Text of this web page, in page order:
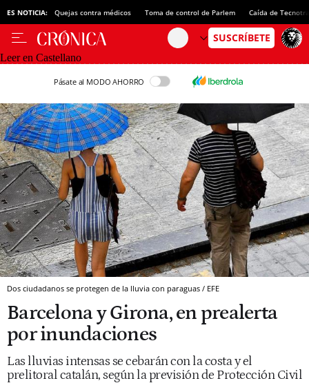
ES NOTICIA: Quejas contra médicos Toma de control de Parlem Caída de
Leer en Castellano
Pásate al MODO AHORRO
Dos ciudadanos se protegen de la lluvia con paraguas / EFE
Barcelona y Girona, en prealerta
por inundaciones
Las lluvias intensas se cebarán con la costa y el
prelitoral catalán, según la previsión de Protección Civil